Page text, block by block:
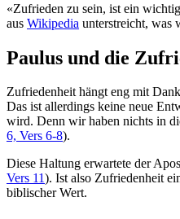
«Zufrieden zu sein, ist ein
aus Wikipedia unterstreicht, was
Paulus und die
Zufriedenheit hängt eng mit
Das ist allerdings keine neue
wird. Denn wir haben nichts in
6, Vers 6-8).
Diese Haltung erwartete der
Vers 11). Ist also Zufriedenheit
biblischer Wert.